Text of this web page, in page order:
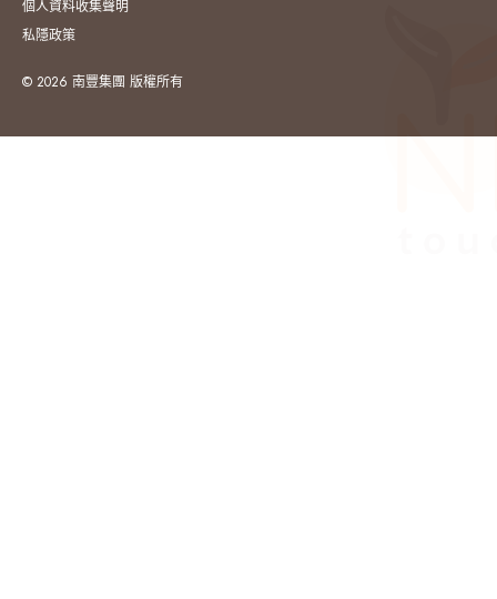
個人資料收集聲明
私隱政策
© 2026 南豐集團 版權所有